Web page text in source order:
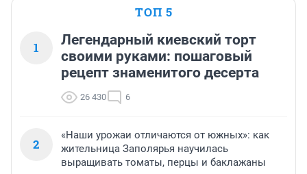
ТОП 5
1
Легендарный киевский торт
своими руками: пошаговый
рецепт знаменитого десерта
26 430 6
2
«Наши урожаи отличаются от южных»: как
жительница Заполярья научилась
выращивать томаты, перцы и баклажаны